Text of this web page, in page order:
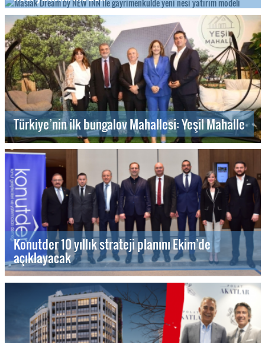
Türkiye’nin ilk bungalov Mahallesi: Yeşil Mahalle
Konutder 10 yıllık strateji planını Ekim’de
açıklayacak